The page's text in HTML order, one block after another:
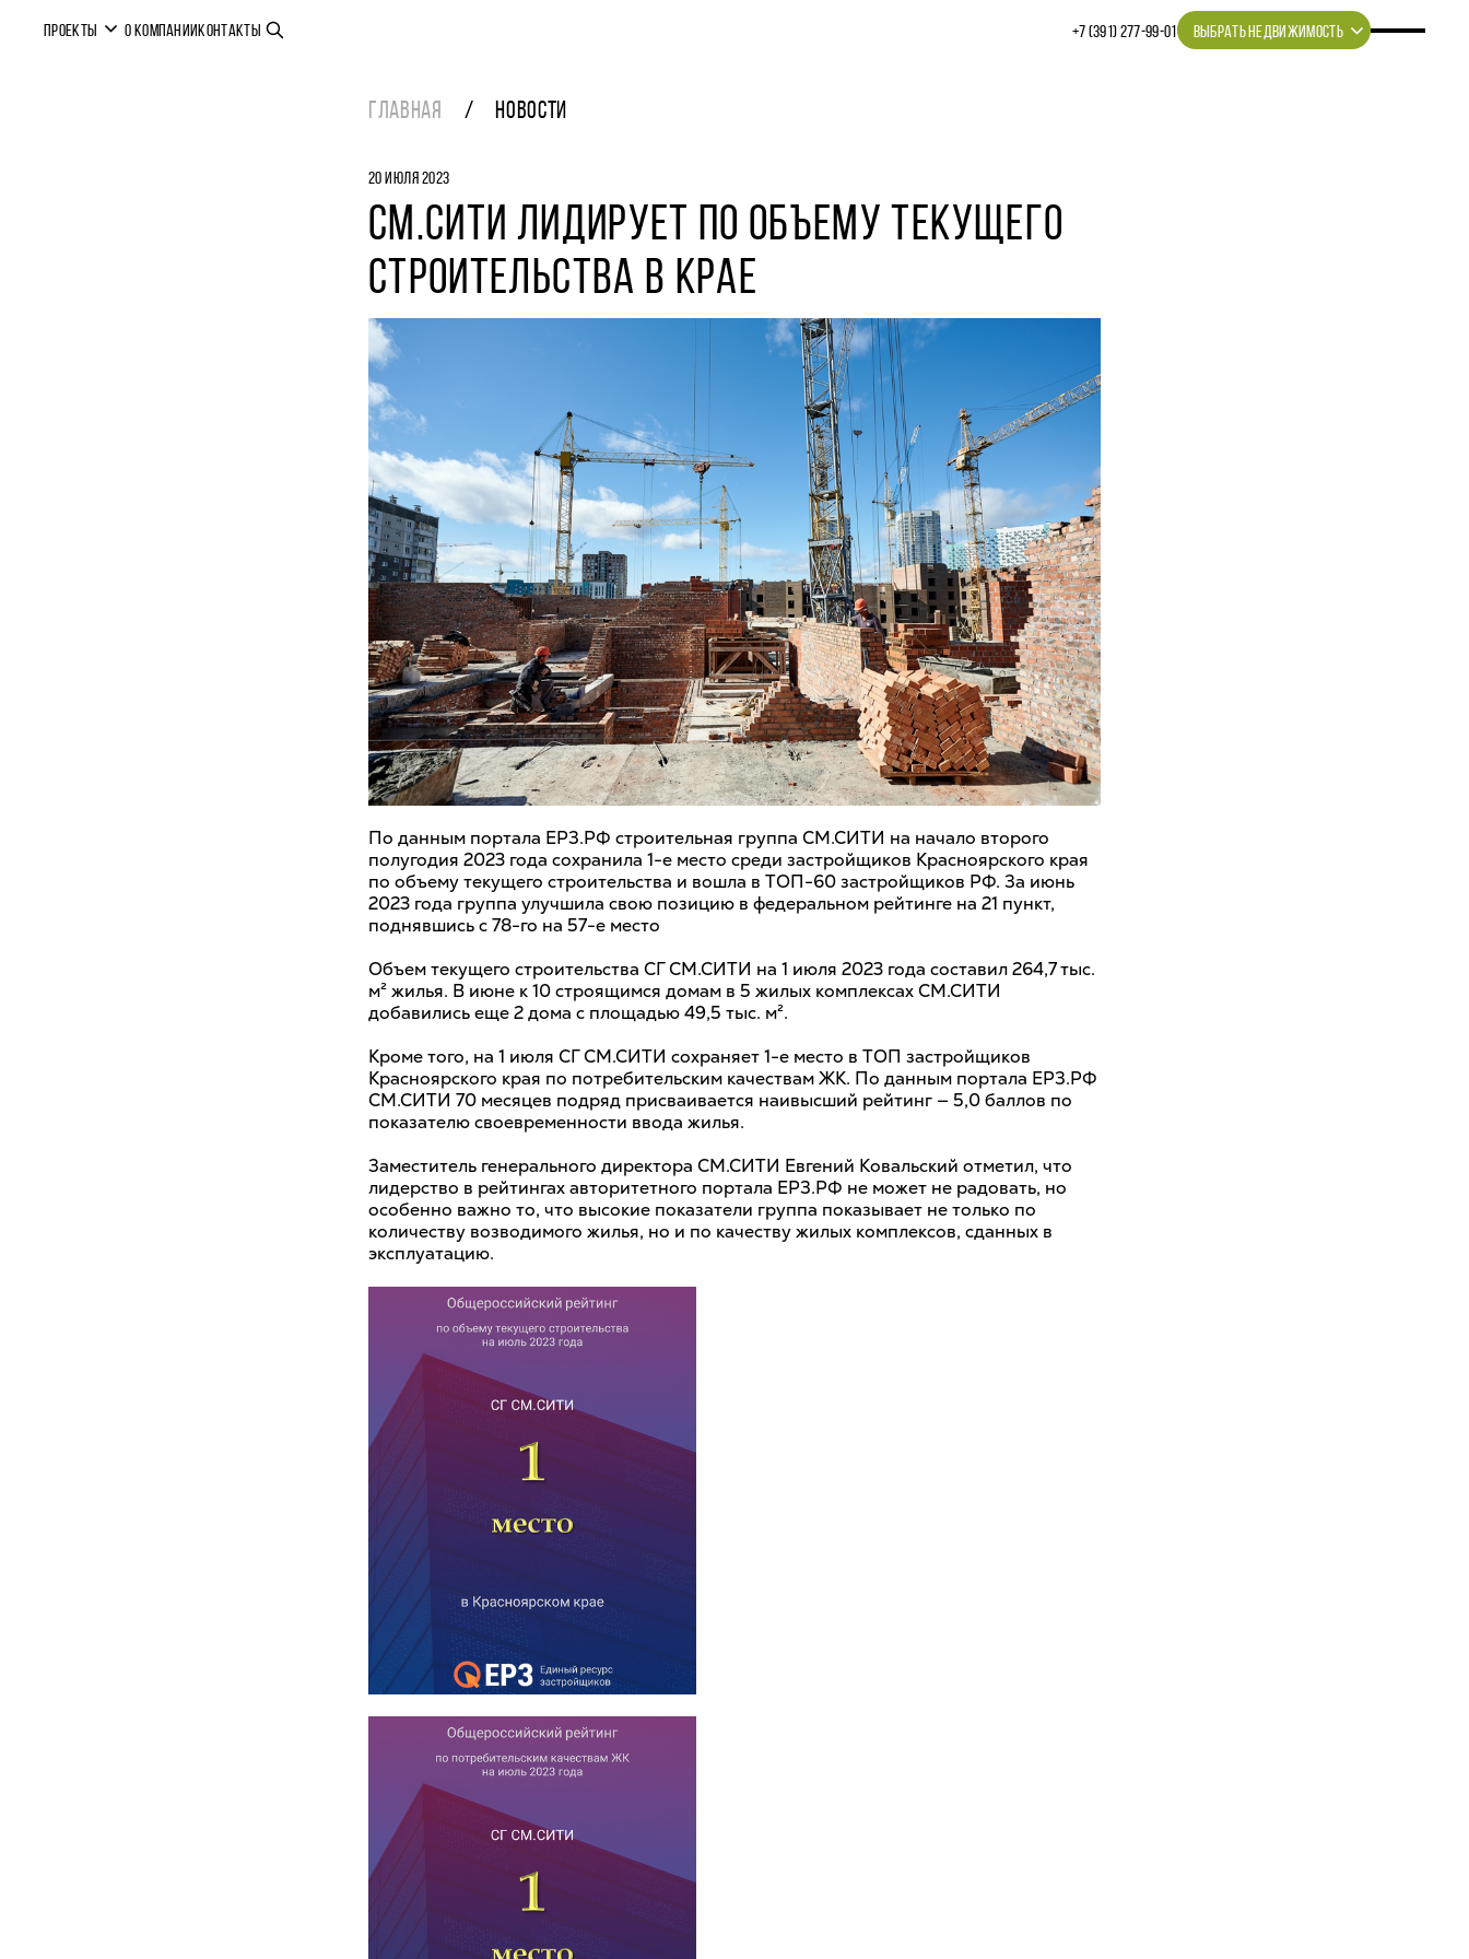
ПРОЕКТЫ О КОМПАНИИКОНТАКТЫ +7 (391) 277‒99‒01 ВЫБРАТЬ НЕДВИЖИМОСТЬ
ГЛАВНАЯ НОВОСТИ
20 ИЮЛЯ 2023
СМ.СИТИ ЛИДИРУЕТ ПО ОБЪЕМУ ТЕКУЩЕГО
СТРОИТЕЛЬСТВА В КРАЕ
По данным портала ЕРЗ.РФ строительная группа СМ.СИТИ на начало второго
полугодия 2023 года сохранила 1-е место среди застройщиков Красноярского края
по объему текущего строительства и вошла в ТОП-60 застройщиков РФ. За июнь
2023 года группа улучшила свою позицию в федеральном рейтинге на 21 пункт,
поднявшись с 78-го на 57-е место
Объем текущего строительства СГ СМ.СИТИ на 1 июля 2023 года составил 264,7 тыс.
м² жилья. В июне к 10 строящимся домам в 5 жилых комплексах СМ.СИТИ
добавились еще 2 дома с площадью 49,5 тыс. м².
Кроме того, на 1 июля СГ СМ.СИТИ сохраняет 1-е место в ТОП застройщиков
Красноярского края по потребительским качествам ЖК. По данным портала ЕРЗ.РФ
СМ.СИТИ 70 месяцев подряд присваивается наивысший рейтинг — 5,0 баллов по
показателю своевременности ввода жилья.
Заместитель генерального директора СМ.СИТИ Евгений Ковальский отметил, что
лидерство в рейтингах авторитетного портала ЕРЗ.РФ не может не радовать, но
особенно важно то, что высокие показатели группа показывает не только по
количеству возводимого жилья, но и по качеству жилых комплексов, сданных в
эксплуатацию.